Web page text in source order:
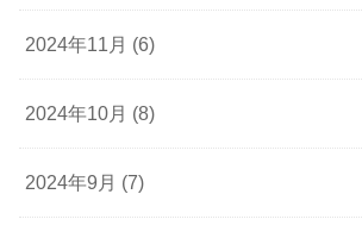
2024年11月 (6)
2024年10月 (8)
2024年9月 (7)